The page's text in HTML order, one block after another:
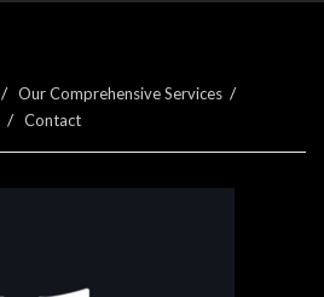
Our Comprehensive Services
Contact